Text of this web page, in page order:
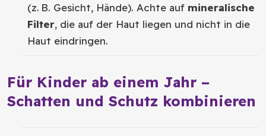
(z. B. Gesicht, Hände). Achte auf mineralische
Filter, die auf der Haut liegen und nicht in die
Haut eindringen.
Für Kinder ab einem Jahr –
Schatten und Schutz kombinieren